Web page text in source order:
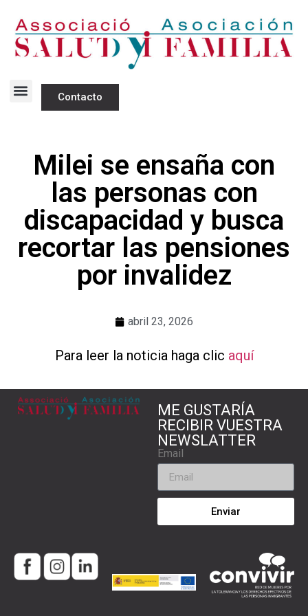
Contacto
Milei se ensaña con
las personas con
discapacidad y busca
recortar las pensiones
por invalidez
abril 23, 2026
Para leer la noticia haga clic aquí
ME GUSTARÍA
RECIBIR VUESTRA
NEWSLATTER
Email
Enviar